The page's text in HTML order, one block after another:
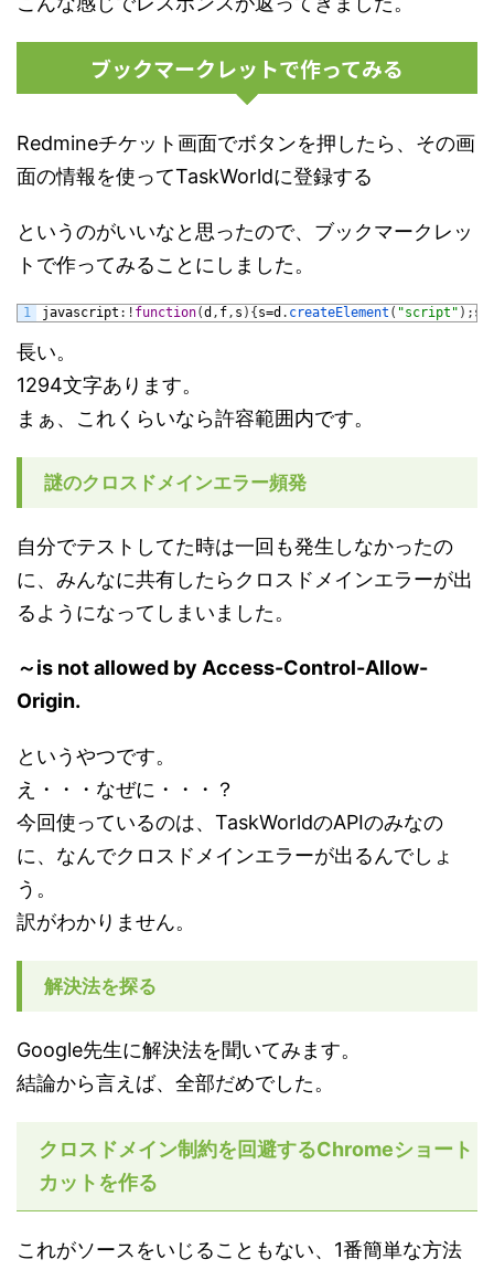
ブックマークレットで作ってみる
Redmineチケット画面でボタンを押したら、その画
面の情報を使ってTaskWorldに登録する
というのがいいなと思ったので、ブックマークレッ
トで作ってみることにしました。
1 javascript : ! function(d , f, s ) { s=d . createElement ( "script" ) ; s
長い。
1294文字あります。
まぁ、これくらいなら許容範囲内です。
謎のクロスドメインエラー頻発
自分でテストしてた時は一回も発生しなかったの
に、みんなに共有したらクロスドメインエラーが出
るようになってしまいました。
～is not allowed by Access-Control-Allow-
Origin.
というやつです。
え・・・なぜに・・・？
今回使っているのは、TaskWorldのAPIのみなの
に、なんでクロスドメインエラーが出るんでしょ
う。
訳がわかりません。
解決法を探る
Google先生に解決法を聞いてみます。
結論から言えば、全部だめでした。
クロスドメイン制約を回避するChromeショート
カットを作る
これがソースをいじることもない、1番簡単な方法